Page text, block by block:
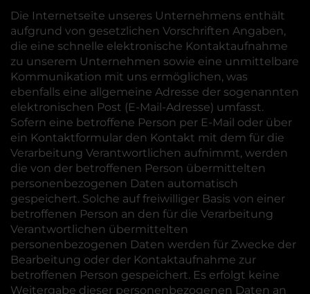
Die Internetseite unseres Unternehmens enthält
aufgrund von gesetzlichen Vorschriften Angaben,
die eine schnelle elektronische Kontaktaufnahme
zu unserem Unternehmen sowie eine unmittelbare
Kommunikation mit uns ermöglichen, was
ebenfalls eine allgemeine Adresse der sogenannten
elektronischen Post (E-Mail-Adresse) umfasst.
Sofern eine betroffene Person per E-Mail oder über
ein Kontaktformular den Kontakt mit dem für die
Verarbeitung Verantwortlichen aufnimmt, werden
die von der betroffenen Person übermittelten
personenbezogenen Daten automatisch
gespeichert. Solche auf freiwilliger Basis von einer
betroffenen Person an den für die Verarbeitung
Verantwortlichen übermittelten
personenbezogenen Daten werden für Zwecke der
Bearbeitung oder der Kontaktaufnahme zur
betroffenen Person gespeichert. Es erfolgt keine
Weitergabe dieser personenbezogenen Daten an